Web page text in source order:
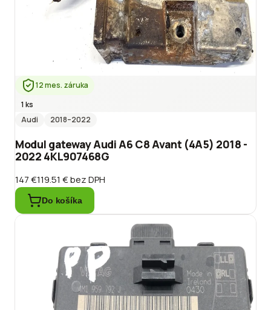
12 mes. záruka
1 ks
Audi
2018–2022
Modul gateway Audi A6 C8 Avant (4A5) 2018 -
2022 4KL907468G
147 €119.51 €bez DPH
Do košíka